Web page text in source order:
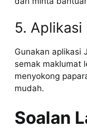
5. Aplikasi
Gunakan aplikasi
semak maklumat
menyokong
mudah.
Soalan